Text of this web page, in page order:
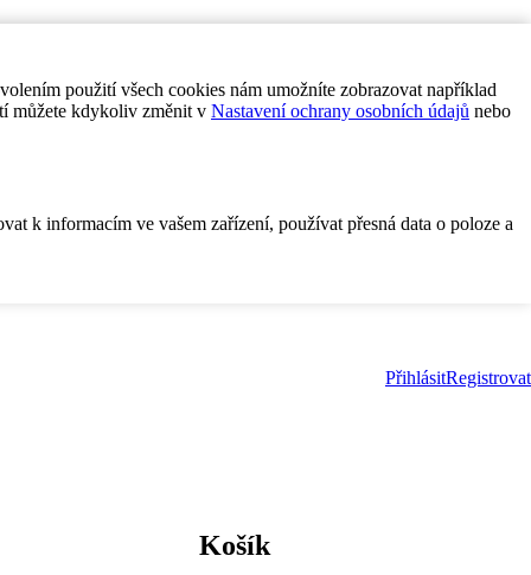
použití všech cookies nám umožníte zobrazovat například
můžete kdykoliv změnit v Nastavení ochrany osobních údajů nebo
k informacím ve vašem zařízení, používat přesná data o poloze a
PřihlásitRegistrovat
Košík